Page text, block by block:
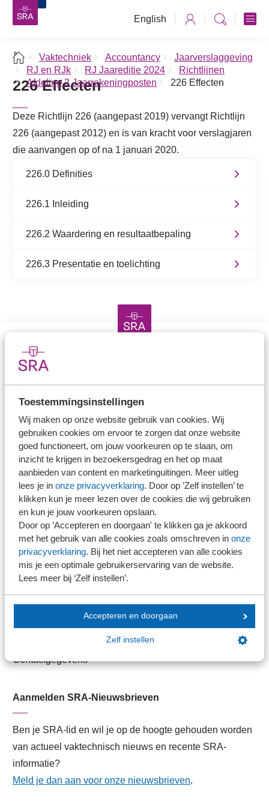
Toestemmingsinstellingen
Wij maken op onze website gebruik van cookies. Wij
gebruiken cookies om ervoor te zorgen dat onze website
goed functioneert, om jouw voorkeuren op te slaan, om
inzicht te krijgen in bezoekersgedrag en het op maat
aanbieden van content en marketinguitingen. Meer uitleg
lees je in onze privacyverklaring. Door op ’Zelf instellen’ te
klikken kun je meer lezen over de cookies die wij gebruiken
en kun je jouw voorkeuren opslaan.
Door op ’Accepteren en doorgaan' te klikken ga je akkoord
met het gebruik van alle cookies zoals omschreven in onze
privacyverklaring. Bij het niet accepteren van alle cookies
mis je een optimale gebruikerservaring van de website.
Lees meer bij ‘Zelf instellen’.
Accepteren en doorgaan
Zelf instellen
English
Vaktechniek Accountancy
Jaarverslaggeving
RJ en RJk
RJ Jaareditie 2024
Richtlijnen
Afdeling 2 Jaarrekeningposten
226 Effecten
226 Effecten
Deze Richtlijn 226 (aangepast 2019) vervangt Richtlijn
226 (aangepast 2012) en is van kracht voor verslagjaren
die aanvangen op of na 1 januari 2020.
226.0 Definities
226.1 Inleiding
226.2 Waardering en resultaatbepaling
226.3 Presentatie en toelichting
Direct naar
Stel je vaktechnische vraag
Branche in Zicht
Dossiers
Kantoorvinder
Nieuwsbank
Handige links
Veilig bestanden delen
SRA-gecertificeerd
Werken bij SRA
Lid worden
Contactgegevens
Aanmelden SRA-Nieuwsbrieven
Ben je SRA-lid en wil je op de hoogte gehouden worden
van actueel vaktechnisch nieuws en recente SRA-
informatie?
Meld je dan aan voor onze nieuwsbrieven.